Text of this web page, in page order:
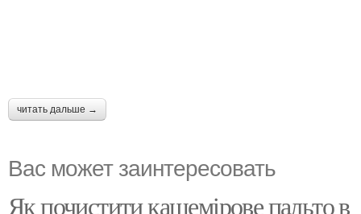
читать дальше →
Вас может заинтересовать
Як почистити кашемірове пальто в